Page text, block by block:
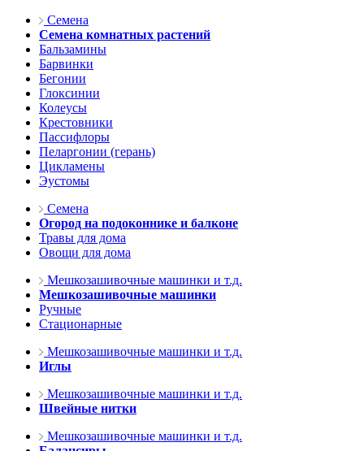
Семена
Семена комнатных растений
Бальзамины
Барвинки
Бегонии
Глоксинии
Колеусы
Крестовники
Пассифлоры
Пеларгонии (герань)
Цикламены
Эустомы
Семена
Огород на подоконнике и балконе
Травы для дома
Овощи для дома
Мешкозашивочные машинки и т.д.
Мешкозашивочные машинки
Ручные
Стационарные
Мешкозашивочные машинки и т.д.
Иглы
Мешкозашивочные машинки и т.д.
Швейные нитки
Мешкозашивочные машинки и т.д.